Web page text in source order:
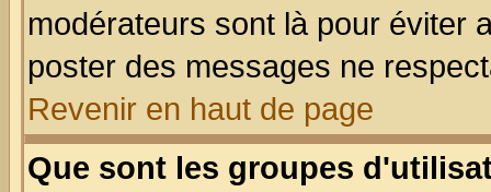
modérateurs sont là pour éviter
poster des messages ne
Revenir en haut de page
Que sont les groupes